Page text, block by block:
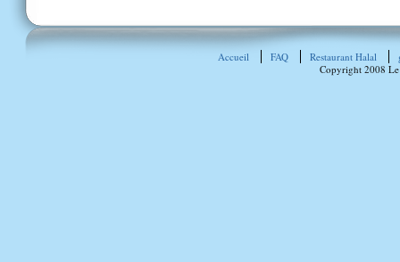
Accueil FAQ Restaurant Halal
Copyright 2008